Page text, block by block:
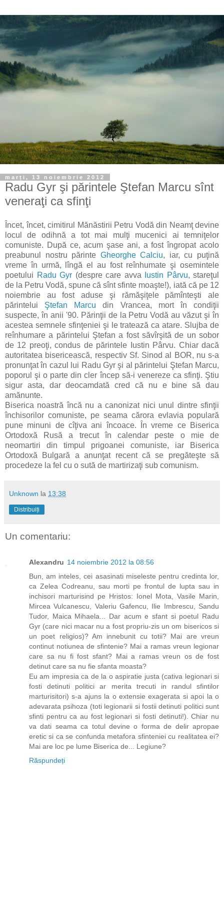
marți, 13 noiembrie 2012
Radu Gyr şi părintele Ştefan Marcu sînt
veneraţi ca sfinţi
Încet, încet, cimitirul Mănăstirii Petru Vodă din Neamţ devine
locul de odihnă a tot mai mulţi mucenici ai temniţelor
comuniste. După ce, acum şase ani, a fost îngropat acolo
preabunul nostru părinte Gheorghe Calciu, iar, cu puţină
vreme în urmă, lîngă el au fost reînhumate şi osemintele
poetului Radu Gyr (despre care avva Iustin Pârvu, stareţul
de la Petru Vodă, spune că sînt sfinte moaşte!), iată că pe 12
noiembrie au fost aduse şi rămăşiţele pămînteşti ale
părintelui Ştefan Marcu din Vrancea, mort în condiţii
suspecte, în anii '90. Părinţii de la Petru Vodă au văzut şi în
acestea semnele sfinţeniei şi le tratează ca atare. Slujba de
reînhumare a părintelui Ştefan a fost săvîrşită de un sobor
de 12 preoţi, condus de părintele Iustin Pârvu. Chiar dacă
autoritatea bisericească, respectiv Sf. Sinod al BOR, nu s-a
pronunţat în cazul lui Radu Gyr şi al părintelui Ştefan Marcu,
poporul şi o parte din cler încep să-i venereze ca sfinţi. Ştiu
sigur asta, dar deocamdată cred că nu e bine să dau
amănunte.
Biserica noastră încă nu a canonizat nici unul dintre sfinţii
închisorilor comuniste, pe seama cărora evlavia populară
pune minuni de cîţiva ani încoace. În vreme ce Biserica
Ortodoxă Rusă a trecut în calendar peste o mie de
neomartiri din timpul prigoanei comuniste, iar Biserica
Ortodoxă Bulgară a anunţat recent că se pregăteşte să
procedeze la fel cu o sută de martirizaţi sub comunism.
Unknown la 13:38
Distribuiți
Un comentariu:
Alexandru 14 noiembrie 2012 la 08:56
Bun, am inteles, cei asasinati miseleste pentru credinta lor,
ca Zelea Codreanu, sau morti pe frontul de lupta sau in
inchisori marturisind pe Hristos: Ionel Mota, Vasile Marin,
Mircea Vulcanescu, Valeriu Gafencu, Ilie Imbrescu, Sandu
Tudor, Maica Mihaela... Dar acum e sfant si poetul Radu
Gyr (care nici macar nu a fost propriu-zis un om bisericos si
un poet religios)? Am innebunit cu totii? Mai are vreun
continut notiunea de sfintenie? Mai a ramas vreun legionar
care sa nu fi fost sfant? Mai a ramas vreun os de fost
detinut care sa nu fie sfanta moasta?
Eu am impresia ca de la o aspiratie justa (cativa legionari si
fosti detinuti politici ar merita trecuti in randul sfintilor
marturisitori) s-a ajuns la o extensie exagerata si apoi la o
adevarata psihoza (toti legionarii si fostii detinuti politici sunt
sfinti pentru ca au fost legionari si fosti detinuti!). Chiar nu
va dati seama ca totul devine o forma de delir apropae
eretic si ca se confunda metafora sfinteniei cu realitatea ei?
Mai are loc pe lume Biserica de... Legiune?
Răspundeți